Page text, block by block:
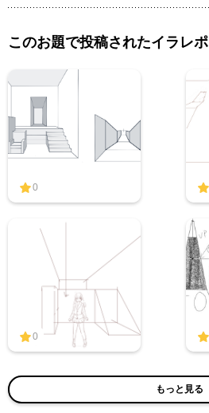
このお題で投稿されたイラレポ
0
0
もっと見る